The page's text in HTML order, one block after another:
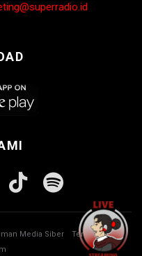
Media Siber
Tentang Kami